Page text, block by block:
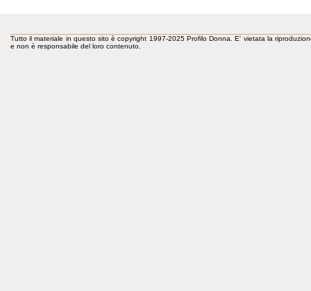
Tutto il materiale in questo sito è copyright 1997-2025 Profilo Donna. E' vietata la
e non è responsabile del loro contenuto.